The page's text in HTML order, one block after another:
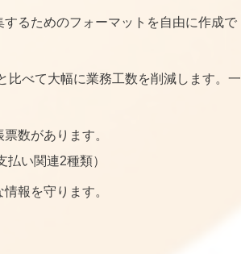
るためのフォーマットを自由に作成で
比べて大幅に業務工数を削減します。一
数があります。
い関連2種類）
報を守ります。